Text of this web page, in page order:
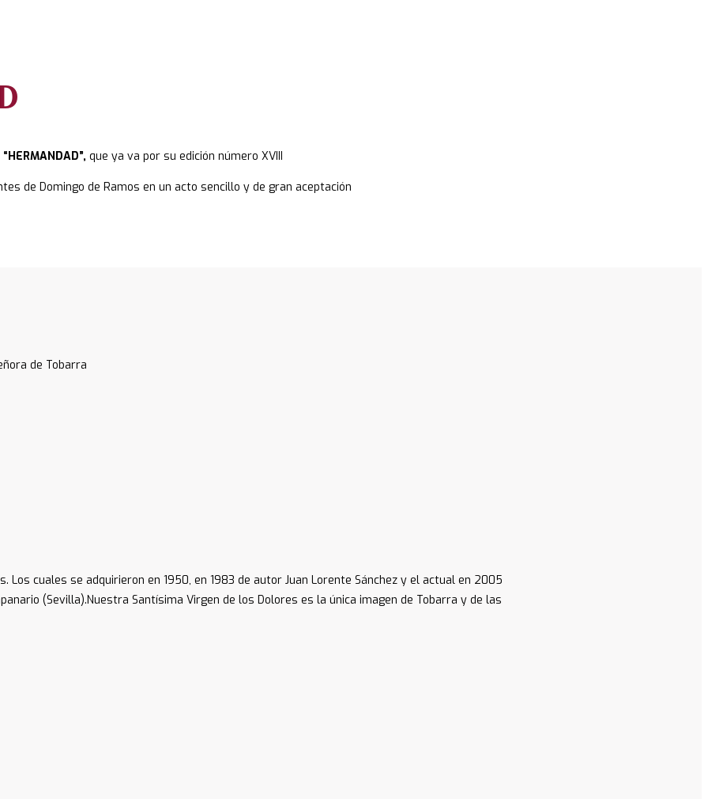
“HERMANDAD”, que ya va por su edición número XVIII
de Domingo de Ramos en un acto sencillo y de gran aceptación
de Tobarra
cuales se adquirieron en 1950, en 1983 de autor Juan Lorente Sánchez y el actual en 2005
(Sevilla).Nuestra Santísima Virgen de los Dolores es la única imagen de Tobarra y de las